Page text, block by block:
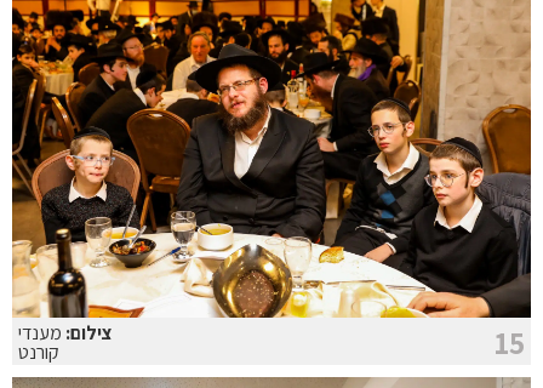
15 צילום: מענדי
קורנט